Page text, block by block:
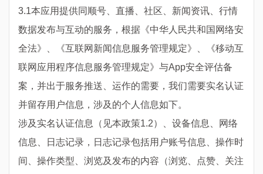
3.1本应用提供同顺号、直播、社区、新闻资讯、行情
数据发布与互动的服务，根据《中华人民共和国网络安
全法》、《互联网新闻信息服务管理规定》、《移动互
联网应用程序信息服务管理规定》与App安全评估备
案，并出于服务推送、运作的需要，我们需要实名认证
并留存用户信息，涉及的个人信息如下。
涉及实名认证信息（见本政策1.2）、设备信息、网络
信息、日志记录，日志记录包括用户账号信息、操作时
间、操作类型、浏览及发布的内容（浏览、点赞、关注